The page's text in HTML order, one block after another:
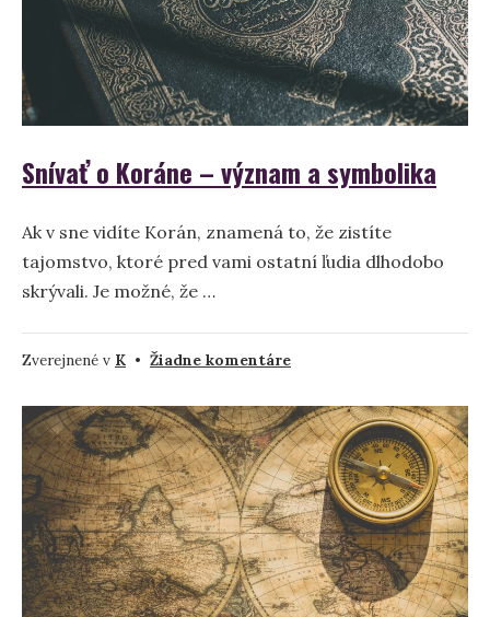
Snívať o Koráne – význam a symbolika
Ak v sne vidíte Korán, znamená to, že zistíte
tajomstvo, ktoré pred vami ostatní ľudia dlhodobo
skrývali. Je možné, že …
Zverejnené v K • Žiadne komentárena
o
Koráne
–
význam
a
symbolika